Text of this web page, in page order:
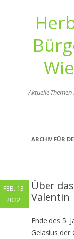
Aktuelle
ARCHIV FÜR
Über
Valentin
Ende des 5.
Gelasius der
FEB. 13
2022